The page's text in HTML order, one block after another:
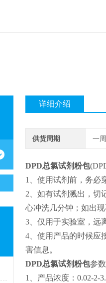
详细介绍
供货周期 一周
DPD总氯试剂粉包
1、使用试剂前，务必
2、如有试剂溅出，切
心冲洗几分钟；如出
3、仅用于实验室，远
4、使用产品的时候应
害信息。
DPD总氯试剂粉包参数
1、产品浓度：0.02-2-